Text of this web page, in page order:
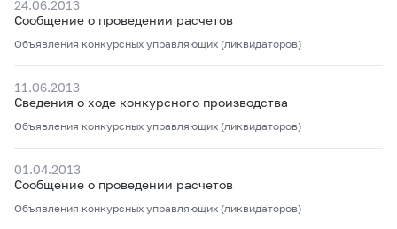
24.06.2013
Сообщение о проведении расчетов
Объявления конкурсных управляющих (ликвидаторов)
11.06.2013
Сведения о ходе конкурсного производства
Объявления конкурсных управляющих (ликвидаторов)
01.04.2013
Сообщение о проведении расчетов
Объявления конкурсных управляющих (ликвидаторов)